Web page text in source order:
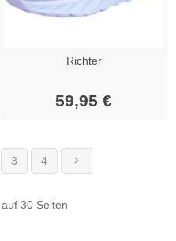
Richter
59,95 €
3 4
30 Seiten